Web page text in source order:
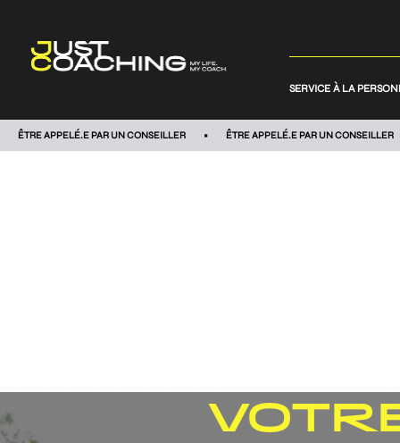
SERVICE À LA
ÊTRE APPELÉ.E PAR UN CONSEILLER ÊTRE APPELÉ.E PAR UN CONSEILLER